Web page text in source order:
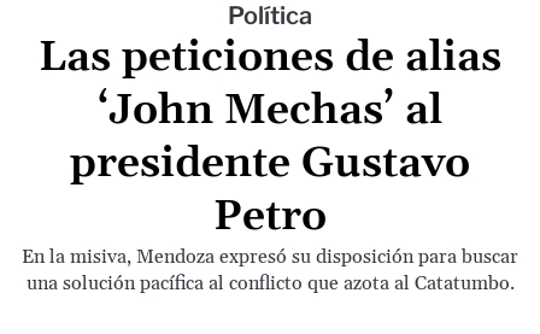
Política
Las peticiones de alias
‘John Mechas’ al
presidente Gustavo
Petro
En la misiva, Mendoza expresó su disposición para buscar
una solución pacífica al conflicto que azota al Catatumbo.